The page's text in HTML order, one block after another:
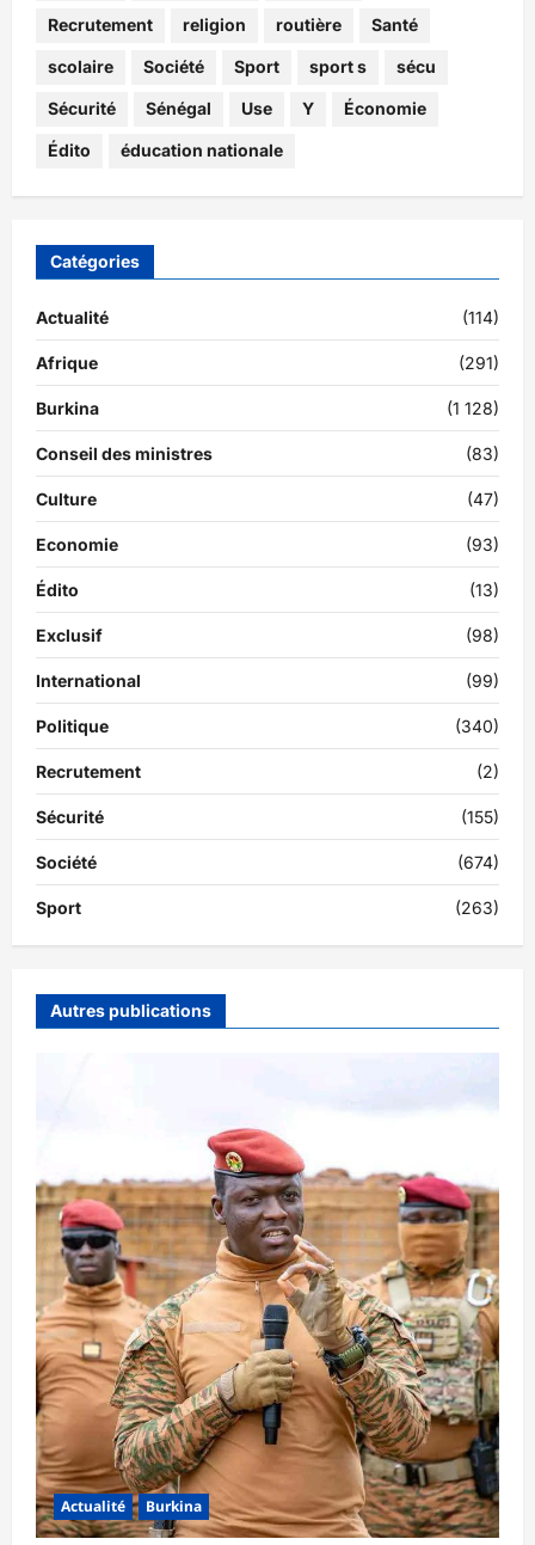
Recrutement religion routière Santé
scolaire Société Sport sport s sécu
Sécurité Sénégal Use Y Économie
Édito éducation nationale
Catégories
Actualité (114)
Afrique (291)
Burkina (1 128)
Conseil des ministres (83)
Culture (47)
Economie (93)
Édito (13)
Exclusif (98)
International (99)
Politique (340)
Recrutement (2)
Sécurité (155)
Société (674)
Sport (263)
Autres publications
Actualité Burkina